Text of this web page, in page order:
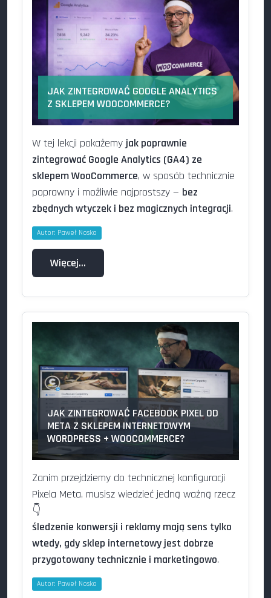
JAK ZINTEGROWAĆ GOOGLE ANALYTICS
Z SKLEPEM WOOCOMMERCE?
W tej lekcji pokażemy jak poprawnie
zintegrować Google Analytics (GA4) ze
sklepem WooCommerce, w sposób technicznie
poprawny i możliwie najprostszy — bez
zbędnych wtyczek i bez magicznych integracji.
Autor: Paweł Nosko
Więcej…
JAK ZINTEGROWAĆ FACEBOOK PIXEL OD
META Z SKLEPEM INTERNETOWYM
WORDPRESS + WOOCOMMERCE?
Zanim przejdziemy do technicznej konfiguracji
Pixela Meta, musisz wiedzieć jedną ważną rzecz
👇
śledzenie konwersji i reklamy mają sens tylko
wtedy, gdy sklep internetowy jest dobrze
przygotowany technicznie i marketingowo.
Autor: Paweł Nosko